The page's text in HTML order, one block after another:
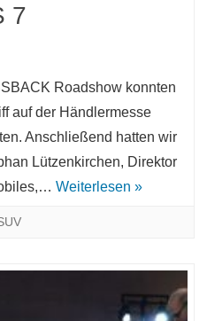
7
Roadshow konnten
auf der Händlermesse
Anschließend hatten wir
Lützenkirchen, Direktor
Weiterlesen »